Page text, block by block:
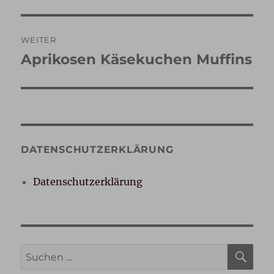
WEITER
Nächster
Aprikosen Käsekuchen Muffins
DATENSCHUTZERKLÄRUNG
Datenschutzerklärung
Suche